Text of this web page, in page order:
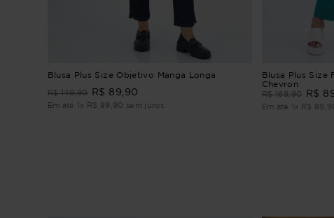
Blusa Plus Size Objetivo Manga Longa
R$ 149,90 R$ 89 90
Em até 1 x R$ 89 90 sem juros
Blusa Plus Size
Chevron
R$ 169,90 R$
Em até 1 x R$ 89